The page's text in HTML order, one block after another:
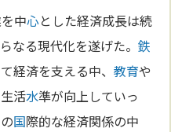
中心とした経済成長は続
なる現代化を遂げた。鉄
経済を支える中、教育や
活水準が向上していっ
国際的な経済関係の中